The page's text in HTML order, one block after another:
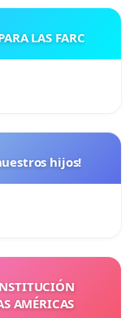
LAS FARC
hijos!
AMÉRICAS